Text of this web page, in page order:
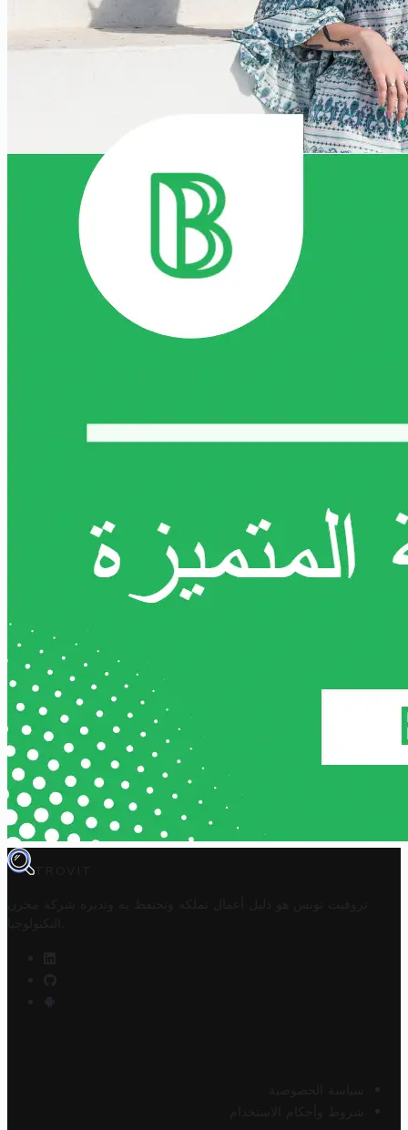
TROVIT
تروفيت تونس هو دليل أعمال تملكه وتحتفظ به وتديره
شركة مخزن
التكنولوجيا
سياسة الخصوصية
شروط وأحكام الاستخدام